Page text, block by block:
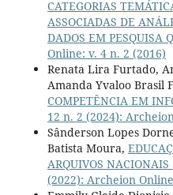
CATEGORIAS
ASSOCIADAS DE
DADOS EM PESQUISA
Online: v. 4 n. 2 (2016)
Renata Lira Furtado,
Amanda Yvaloo Brasil
COMPETÊNCIA EM
12 n. 2 (2024):
Sânderson Lopes
Batista Moura,
ARQUIVOS NACIONAIS
(2022): Archeion Online